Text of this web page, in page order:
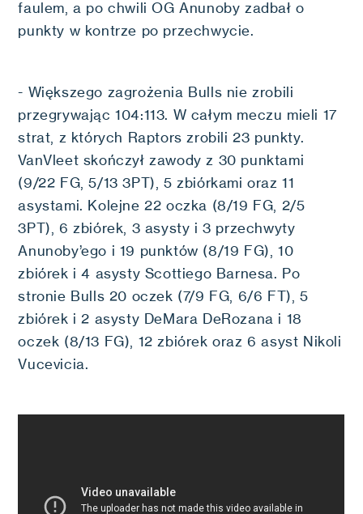
faulem, a po chwili OG Anunoby zadbał o
punkty w kontrze po przechwycie.
- Większego zagrożenia Bulls nie zrobili
przegrywając 104:113. W całym meczu mieli 17
strat, z których Raptors zrobili 23 punkty.
VanVleet skończył zawody z 30 punktami
(9/22 FG, 5/13 3PT), 5 zbiórkami oraz 11
asystami. Kolejne 22 oczka (8/19 FG, 2/5
3PT), 6 zbiórek, 3 asysty i 3 przechwyty
Anunoby’ego i 19 punktów (8/19 FG), 10
zbiórek i 4 asysty Scottiego Barnesa. Po
stronie Bulls 20 oczek (7/9 FG, 6/6 FT), 5
zbiórek i 2 asysty DeMara DeRozana i 18
oczek (8/13 FG), 12 zbiórek oraz 6 asyst Nikoli
Vucevicia.